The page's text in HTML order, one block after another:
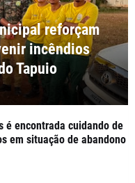
reforçam
incêndios
Tapuio
é encontrada cuidando de
em situação de abandono